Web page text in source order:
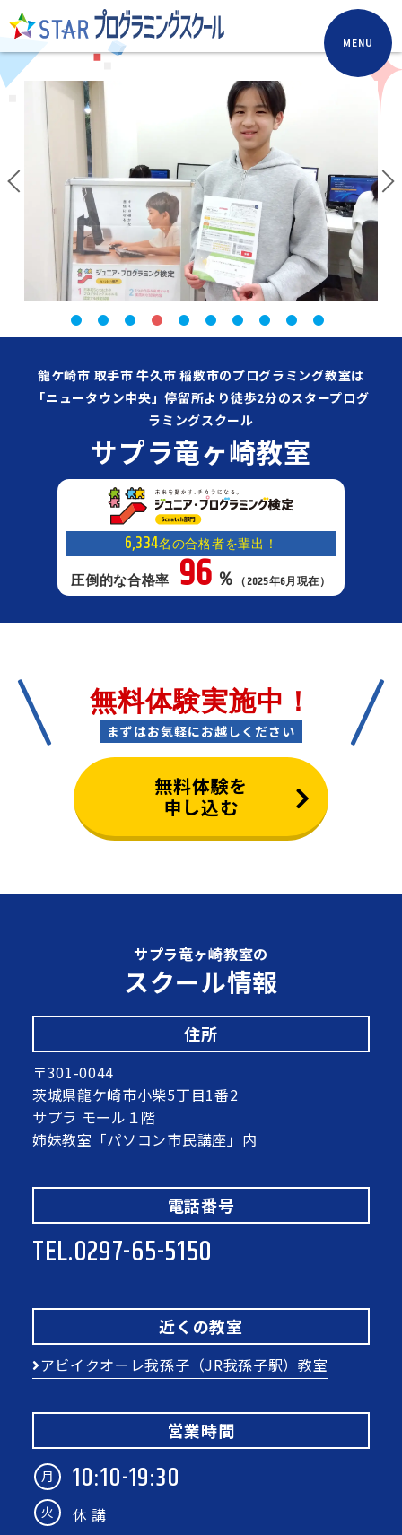
MENU
龍ケ崎市 取手市 牛久市 稲敷市のプログラミング教室は
「ニュータウン中央」停留所より徒歩2分のスタープログ
ラミングスクール
サプラ竜ヶ崎教室
6,334名の合格者を輩出！
圧倒的な合格率 96 ％ （2025年6月現在）
無料体験実施中！
まずはお気軽にお越しください
無料体験を
申し込む
サプラ竜ヶ崎教室の
スクール情報
住所
〒301-0044
茨城県龍ケ崎市小柴5丁目1番2
サプラ モール１階
姉妹教室「パソコン市民講座」内
電話番号
TEL.0297-65-5150
近くの教室
アビイクオーレ我孫子（JR我孫子駅）教室
営業時間
月 10:10-19:30
火 休 講